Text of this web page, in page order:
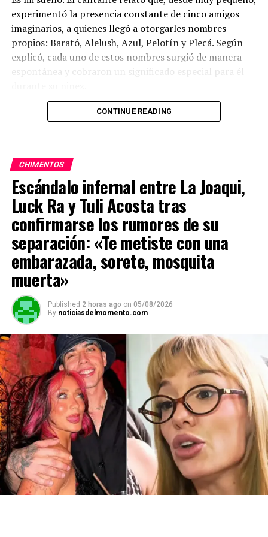
experimentó la presencia constante de cinco amigos
imaginarios, a quienes llegó a otorgarles nombres
propios: Barató, Alelush, Azul, Pelotín y Plecá. Según
explicó, cada uno de estos nombres surgió de manera
espontánea y cobraron un significado especial para él
Pennisi describió que, aunque nunca escuchó voces ni
mantuvo diálogos concretos con ellos, percibía una guía
silenciosa que le indicaba cómo actuar en diferentes
situaciones. “No me hablaban, pero yo sentía lo que
tenía que hacer. Te juro que me pasaba”, afirmó el
CONTINUE READING
CHIMENTOS
Escándalo infernal entre La Joaqui,
Luck Ra y Tuli Acosta tras
confirmarse los rumores de su
separación: «Te metiste con una
embarazada, sorete, mosquita
muerta»
Published 2 horas ago on 05/08/2026
By noticiasdelmomento.com